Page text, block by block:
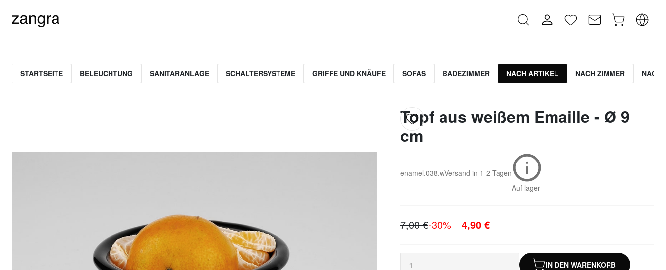
STARTSEITE BELEUCHTUNG SANITARANLAGE SCHALTERSYSTEME GRIFFE UND KNÄUFE SOFAS BADEZIMMER NACH ARTIKEL NACH ZIMMER NACH
Topf aus weißem Emaille - Ø 9
cm
enamel.038.wVersand in 1-2 Tagen
Auf lager
7,00 €-30% 4,90 €
IN DEN WARENKORB